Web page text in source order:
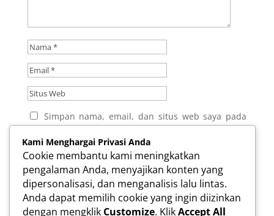
Simpan nama, email, dan situs web saya pada
Kirim Komentar
Kami Menghargai Privasi Anda
Cookie membantu kami meningkatkan
pengalaman Anda, menyajikan konten yang
dipersonalisasi, dan menganalisis lalu lintas.
Anda dapat memilih cookie yang ingin diizinkan
dengan mengklik Customize. KlikAccept All